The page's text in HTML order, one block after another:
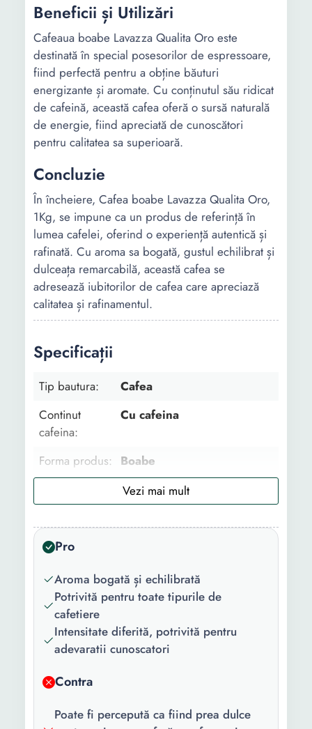
Beneficii și Utilizări
Cafeaua boabe Lavazza Qualita Oro este
destinată în special posesorilor de espressoare,
fiind perfectă pentru a obține băuturi
energizante și aromate. Cu conținutul său ridicat
de cafeină, această cafea oferă o sursă naturală
de energie, fiind apreciată de cunoscători
pentru calitatea sa superioară.
Concluzie
În încheiere, Cafea boabe Lavazza Qualita Oro,
1Kg, se impune ca un produs de referință în
lumea cafelei, oferind o experiență autentică și
rafinată. Cu aroma sa bogată, gustul echilibrat și
dulceața remarcabilă, această cafea se
adresează iubitorilor de cafea care apreciază
calitatea și rafinamentul.
Specificații
Tip bautura:
Cafea
Continut
cafeina:
Cu cafeina
Forma produs:
Boabe
Espresso
Nivel prajire:
Destinat
pentru:
Espressor
Greutate:
Pro
Aroma bogată și echilibrată
Potrivită pentru toate tipurile de
cafetiere
Intensitate diferită, potrivită pentru
adevaratii cunoscatori
Contra
Poate fi percepută ca fiind prea dulce